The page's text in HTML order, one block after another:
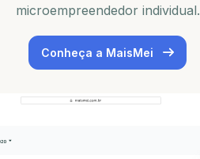
microempreendedor individual.
Conheça a MaisMei